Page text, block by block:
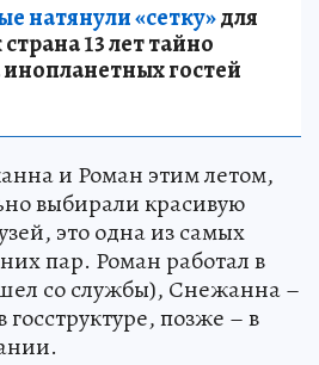
натянули «сетку»для
13 лет тайно
инопланетных гостей
и Роман этим летом,
выбирали красивую
это одна из самых
пар. Роман работал в
со службы), Снежанна –
позже – в